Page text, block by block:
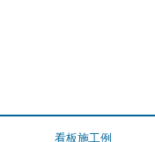
看板施工例